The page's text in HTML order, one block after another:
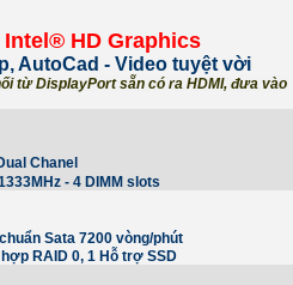
Intel® HD Graphics
AutoCad - Video tuyệt vời
từ DisplayPort sẵn có ra HDMI, đưa vào
Chanel
- 4 DIMM slots
Sata 7200 vòng/phút
RAID 0, 1 Hỗ trợ SSD